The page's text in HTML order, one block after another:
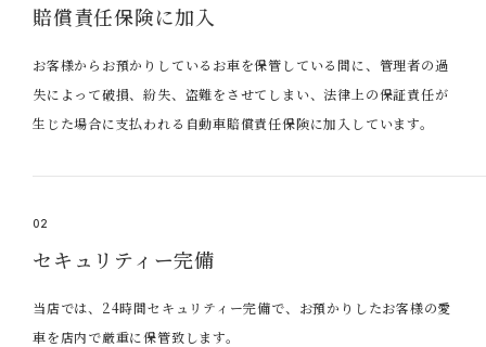
賠償責任保険に加入
お客様からお預かりしているお車を保管している間に、管理者の過
失によって破損、紛失、盗難をさせてしまい、法律上の保証責任が
生じた場合に支払われる自動車賠償責任保険に加入しています。
02
セキュリティー完備
当店では、24時間セキュリティー完備で、お預かりしたお客様の愛
車を店内で厳重に保管致します。